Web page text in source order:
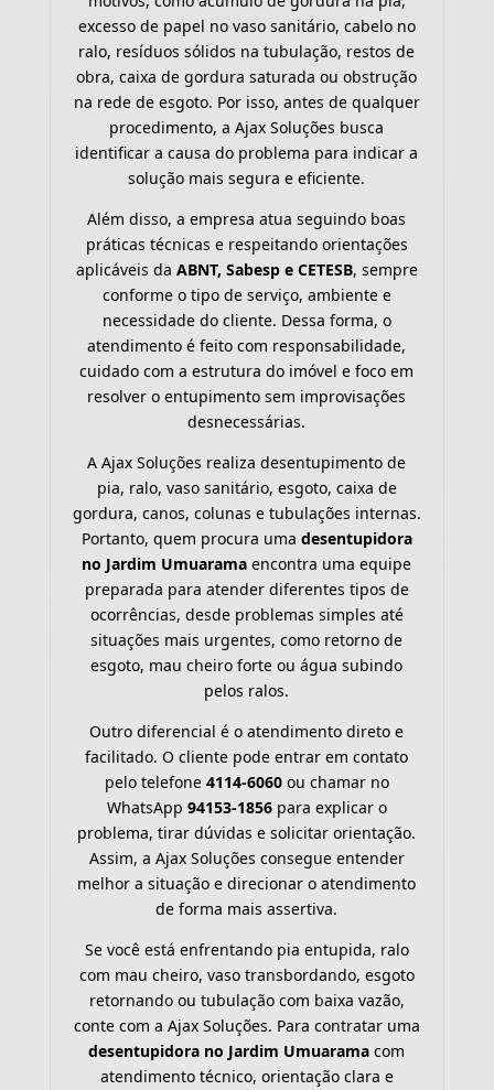
excesso de papel no vaso sanitário, cabelo no
ralo, resíduos sólidos na tubulação, restos de
obra, caixa de gordura saturada ou obstrução
na rede de esgoto. Por isso, antes de qualquer
procedimento, a Ajax Soluções busca
identificar a causa do problema para indicar a
solução mais segura e eficiente.
Além disso, a empresa atua seguindo boas
práticas técnicas e respeitando orientações
aplicáveis da ABNT, Sabesp e CETESB, sempre
conforme o tipo de serviço, ambiente e
necessidade do cliente. Dessa forma, o
atendimento é feito com responsabilidade,
cuidado com a estrutura do imóvel e foco em
resolver o entupimento sem improvisações
desnecessárias.
A Ajax Soluções realiza desentupimento de
pia, ralo, vaso sanitário, esgoto, caixa de
gordura, canos, colunas e tubulações internas.
Portanto, quem procura uma desentupidora
no Jardim Umuarama encontra uma equipe
preparada para atender diferentes tipos de
ocorrências, desde problemas simples até
situações mais urgentes, como retorno de
esgoto, mau cheiro forte ou água subindo
pelos ralos.
Outro diferencial é o atendimento direto e
facilitado. O cliente pode entrar em contato
pelo telefone 4114-6060ou chamar no
WhatsApp 94153-1856para explicar o
problema, tirar dúvidas e solicitar orientação.
Assim, a Ajax Soluções consegue entender
melhor a situação e direcionar o atendimento
de forma mais assertiva.
Se você está enfrentando pia entupida, ralo
com mau cheiro, vaso transbordando, esgoto
retornando ou tubulação com baixa vazão,
conte com a Ajax Soluções. Para contratar uma
desentupidora no Jardim Umuarama com
atendimento técnico, orientação clara e